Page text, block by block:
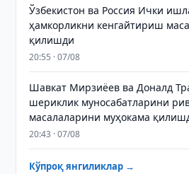
Ўзбекистон ва Россия Ички
ҳамкорликни кенгайтириш
қилишди
20:55 · 07/08
Шавкат Мирзиёев ва Доналд
шериклик муносабатларини
масалаларини муҳокама
20:43 · 07/08
Кўпроқ янгиликлар →